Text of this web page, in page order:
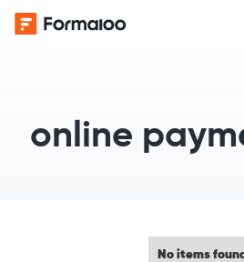
online
No items